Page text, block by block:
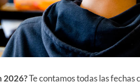
2026?Te contamos todas las fechas